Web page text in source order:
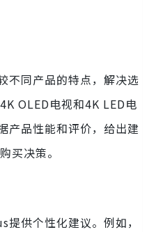
不同产品的特点，解决选
OLED电视和4K LED电
品性能和评价，给出建
买决策。
供个性化建议。例如，